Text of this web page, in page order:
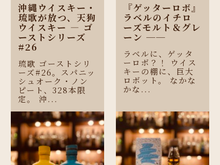
沖縄ウイスキー・
琉歌が放つ、天狗
ウイスキー ― ゴ
ーストシリーズ
#26
琉歌 ゴーストシリ
ーズ#26。スパニッ
シュオーク・ノン
ピート、328本限
定。 沖...
『ゲッターロボ』
ラベルのイチロ
ーズモルト＆グレ
ーン ──
ラベルに、ゲッタ
ーロボ？！ ウイス
キーの棚に、巨大
ロボット。 なかな
かな...